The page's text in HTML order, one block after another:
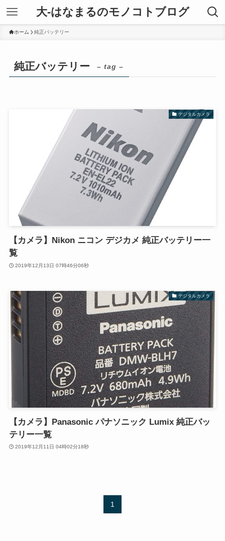
大-はなまるのモノコトブログ
ホーム 純正バッテリー
純正バッテリー – tag –
デジタルカメラ
【カメラ】Nikon ニコン デジカメ 純正バッテリー一
覧
2019年12月13日 07時46分06秒
デジタルカメラ
【カメラ】Panasonic パナソニック Lumix 純正バッ
テリー一覧
2019年12月11日 04時02分18秒
1